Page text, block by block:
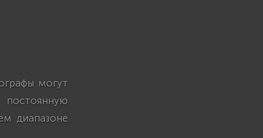
могут
постоянную
диапазоне